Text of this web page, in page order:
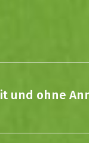
und ohne